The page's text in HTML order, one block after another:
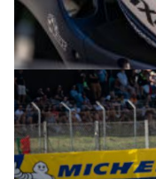
© R.Lekl & S.Wobser